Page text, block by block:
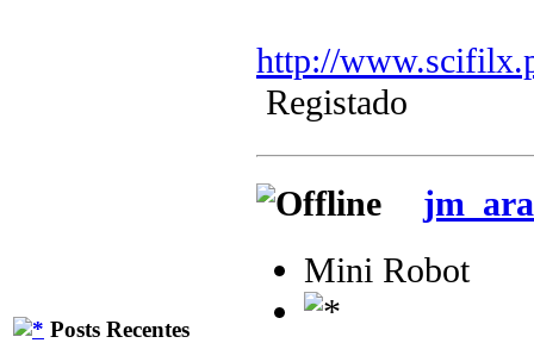
Posts Recentes
http://
Registado
Mini Robot